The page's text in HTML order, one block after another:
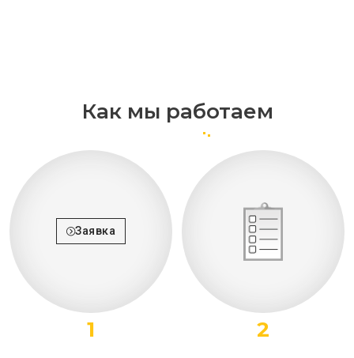
Как мы работаем
Заявка
1 2